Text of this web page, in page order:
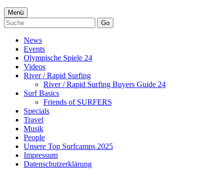
Menü
Go
News
Events
Olympische Spiele 24
Videos
River / Rapid Surfing
River / Rapid Surfing Buyers Guide 24
Surf Basics
Friends of SURFERS
Specials
Travel
Musik
People
Unsere Top Surfcamps 2025
Impressum
Datenschutzerklärung